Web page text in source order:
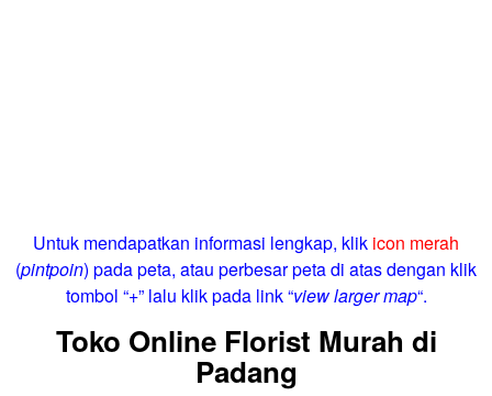
Untuk mendapatkan informasi lengkap, klik icon merah
(pintpoin) pada peta, atau perbesar peta di atas dengan klik
tombol “+” lalu klik pada link “view larger map“.
Toko Online Florist Murah di
Padang